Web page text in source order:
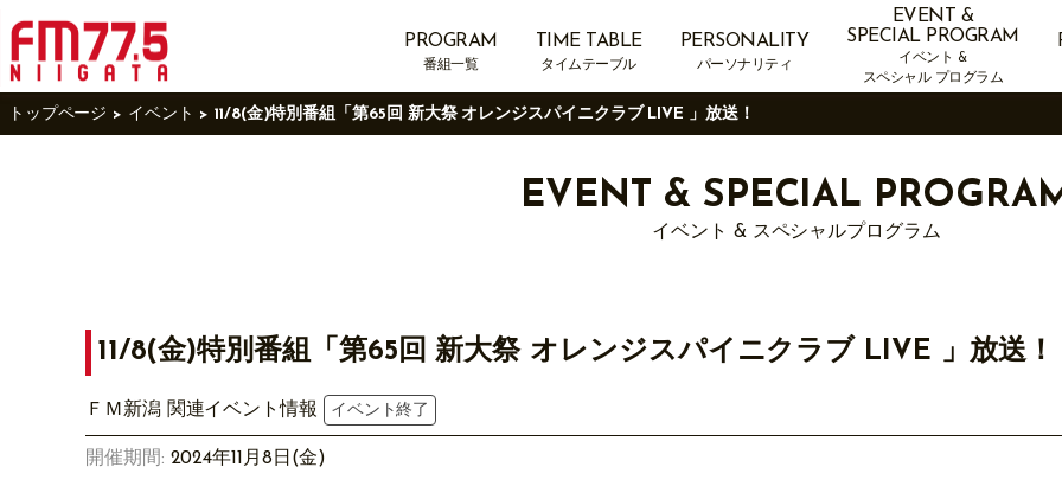
PROGRAM
番組一覧
TIME TABLE
タイムテーブル
PERSONALITY
パーソナリティ
EVENT &
SPECIAL PROGRAM
イベント &
スペシャル プログラム
トップページ イベント 11/8(金)特別番組「第65回 新大祭 オレンジスパイニクラブ LIVE 」放送！
EVENT & SPECIAL
イベント & スペシャルプログラム
11/8(金)特別番組「第65回 新大祭 オレンジスパイニクラブ LIVE 」放送！
ＦＭ新潟 関連イベント情報 イベント終了
開催期間: 2024年11月8日(金)